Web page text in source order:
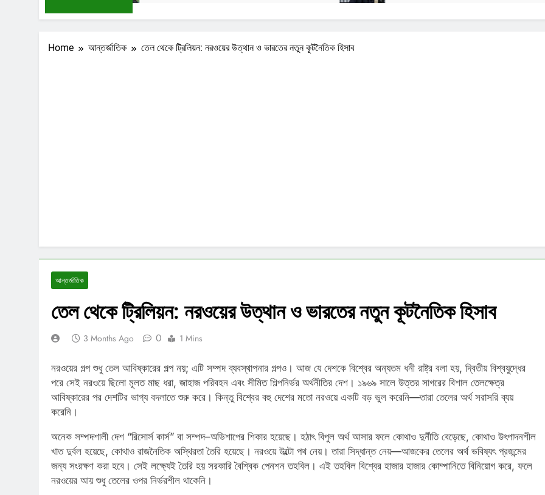
Home আন্তর্জাতিক তেল থেকে ট্রিলিয়ন: নরওয়ের উত্থান ও ভারতের নতুন কূটনৈতিক হিসাব
আন্তর্জাতিক
তেল থেকে ট্রিলিয়ন: নরওয়ের উত্থান ও ভারতের নতুন কূটনৈতিক হিসাব
3 Months Ago 0 1 Mins
নরওয়ের গল্প শুধু তেল আবিষ্কারের গল্প নয়; এটি সম্পদ ব্যবস্থাপনার গল্পও। আজ যে দেশকে বিশ্বের অন্যতম ধনী রাষ্ট্র বলা হয়, দ্বিতীয় বিশ্বযুদ্ধের
পরে সেই নরওয়ে ছিলো মূলত মাছ ধরা, জাহাজ পরিবহন এবং সীমিত শিল্পনির্ভর অর্থনীতির দেশ। ১৯৬৯ সালে উত্তর সাগরের বিশাল তেলক্ষেত্র
আবিষ্কারের পর দেশটির ভাগ্য বদলাতে শুরু করে। কিন্তু বিশ্বের বহু দেশের মতো নরওয়ে একটি বড় ভুল করেনি—তারা তেলের অর্থ সরাসরি ব্যয়
করেনি।
অনেক সম্পদশালী দেশ “রিসোর্স কার্স” বা সম্পদ–অভিশাপের শিকার হয়েছে। হঠাৎ বিপুল অর্থ আসার ফলে কোথাও দুর্নীতি বেড়েছে, কোথাও উৎপাদনশীল
খাত দুর্বল হয়েছে, কোথাও রাজনৈতিক অস্থিরতা তৈরি হয়েছে। নরওয়ে উল্টো পথ নেয়। তারা সিদ্ধান্ত নেয়—আজকের তেলের অর্থ ভবিষ্যৎ প্রজন্মের
জন্য সংরক্ষণ করা হবে। সেই লক্ষ্যেই তৈরি হয় সরকারি বৈশ্বিক পেনশন তহবিল। এই তহবিল বিশ্বের হাজার হাজার কোম্পানিতে বিনিয়োগ করে, ফলে
নরওয়ের আয় শুধু তেলের ওপর নির্ভরশীল থাকেনি।